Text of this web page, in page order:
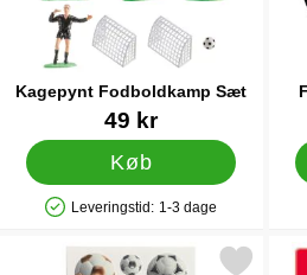
Kagepynt Fodboldkamp Sæt
Varenr 4185649 kr
Køb
Produkttilgængelighed: På lager
Leveringstid: 1-3 dage
midlertidige Tatoveringer